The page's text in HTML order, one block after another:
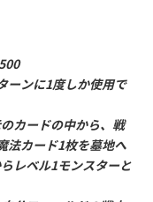
ンに1度しか使用で
カードの中から、戦
法カード1枚を墓地へ
レベル1モンスターと